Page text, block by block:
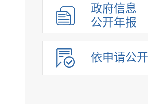
应急管理
重点领域
法制政府建设工作年报
政府信息
公开年报
依申请公开